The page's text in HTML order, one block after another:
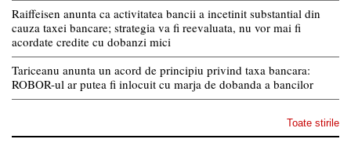
Raiffeisen anunta ca activitatea bancii a incetinit substantial din
cauza taxei bancare; strategia va fi reevaluata, nu vor mai fi
acordate credite cu dobanzi mici
Tariceanu anunta un acord de principiu privind taxa bancara:
ROBOR-ul ar putea fi inlocuit cu marja de dobanda a bancilor
Toate stirile